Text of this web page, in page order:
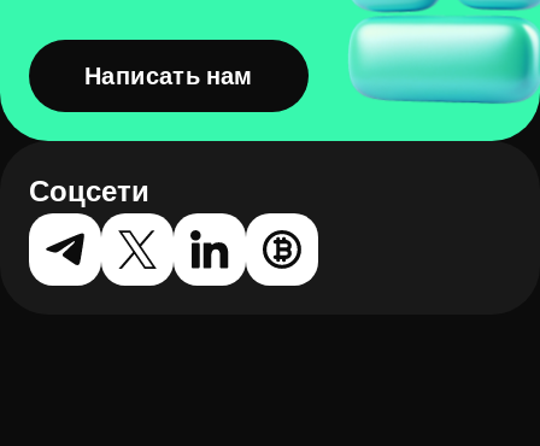
Написать нам
Соцсети